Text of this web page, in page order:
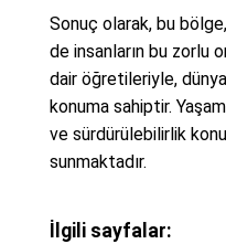
Sonuç olarak, bu
de insanların bu zorlu
dair öğretileriyle,
konuma sahiptir.
ve sürdürülebilirlik
sunmaktadır.
İlgili sayfalar: